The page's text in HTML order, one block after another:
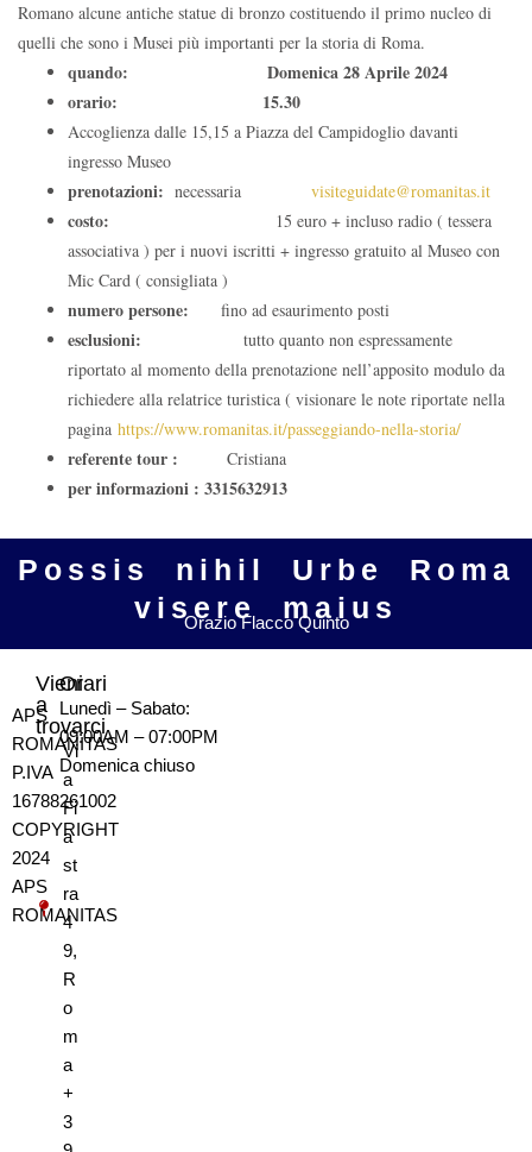
Romano alcune antiche statue di bronzo costituendo il primo nucleo di
quelli che sono i Musei più importanti per la storia di Roma.
quando:
Domenica 28 Aprile 2024
orario: 15.30
Accoglienza dalle 15,15 a Piazza del Campidoglio davanti
ingresso Museo
prenotazioni: necessaria visiteguidate@romanitas.it
costo: 15 euro + incluso radio ( tessera
associativa ) per i nuovi iscritti + ingresso gratuito al Museo con
Mic Card ( consigliata )
numero persone: fino ad esaurimento posti
esclusioni: tutto quanto non espressamente
riportato al momento della prenotazione nell’apposito modulo da
richiedere alla relatrice turistica ( visionare le note riportate nella
pagina https://www.romanitas.it/passeggiando-nella-storia/
referente tour : Cristiana
per informazioni : 3315632913
Possis nihil Urbe Roma
visere maius
Orazio Flacco Quinto
APS
ROMANITAS
P.IVA
16788261002
COPYRIGHT
2024
APS
ROMANITAS
Vieni
a
trovarci
Vi
a
Fi
a
st
ra
4
9,
R
o
m
a
+
3
Orari
Lunedì – Sabato:
09:00AM – 07:00PM
Domenicachiuso